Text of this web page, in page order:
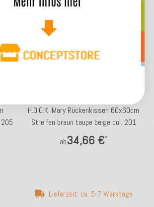
Mary
H.O.C.K. Mary Rückenkissen 60x60cm
Streifen braun taupe beige col. 201
ab34,66 €*
Lieferzeit: ca. 5-7 Werktage